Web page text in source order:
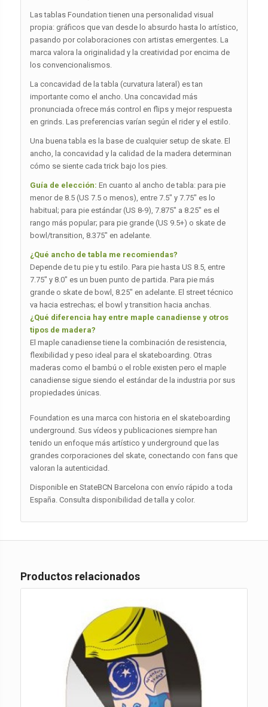
Las tablas Foundation tienen una personalidad visual
propia: gráficos que van desde lo absurdo hasta lo artístico,
pasando por colaboraciones con artistas emergentes. La
marca valora la originalidad y la creatividad por encima de
los convencionalismos.
La concavidad de la tabla (curvatura lateral) es tan
importante como el ancho. Una concavidad más
pronunciada ofrece más control en flips y mejor respuesta
en grinds. Las preferencias varían según el rider y el estilo.
Una buena tabla es la base de cualquier setup de skate. El
ancho, la concavidad y la calidad de la madera determinan
cómo se siente cada trick bajo los pies.
Guía de elección: En cuanto al ancho de tabla: para pie
menor de 8.5 (US 7.5 o menos), entre 7.5″ y 7.75″ es lo
habitual; para pie estándar (US 8-9), 7.875″ a 8.25″ es el
rango más popular; para pie grande (US 9.5+) o skate de
bowl/transition, 8.375″ en adelante.
¿Qué ancho de tabla me recomiendas?
Depende de tu pie y tu estilo. Para pie hasta US 8.5, entre
7.75″ y 8.0″ es un buen punto de partida. Para pie más
grande o skate de bowl, 8.25″ en adelante. El street técnico
va hacia estrechas; el bowl y transition hacia anchas.
¿Qué diferencia hay entre maple canadiense y otros
tipos de madera?
El maple canadiense tiene la combinación de resistencia,
flexibilidad y peso ideal para el skateboarding. Otras
maderas como el bambú o el roble existen pero el maple
canadiense sigue siendo el estándar de la industria por sus
propiedades únicas.
Foundation es una marca con historia en el skateboarding
underground. Sus vídeos y publicaciones siempre han
tenido un enfoque más artístico y underground que las
grandes corporaciones del skate, conectando con fans que
valoran la autenticidad.
Disponible en StateBCN Barcelona con envío rápido a toda
España. Consulta disponibilidad de talla y color.
Productos relacionados